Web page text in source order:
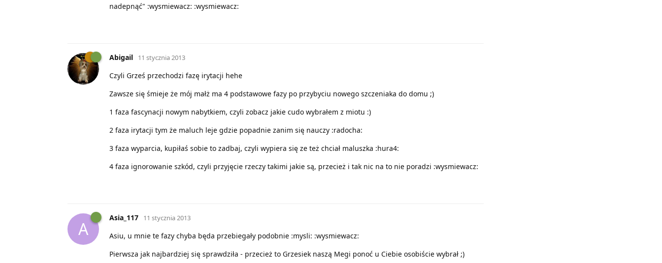
nadepnąć" :wysmiewacz: :wysmiewacz:
Abigail 11 stycznia 2013
Czyli Grześ przechodzi fazę irytacji hehe
Zawsze się śmieje że mój małż ma 4 podstawowe fazy po przybyciu nowego szczeniaka do domu ;)
1 faza fascynacji nowym nabytkiem, czyli zobacz jakie cudo wybrałem z miotu :)
2 faza irytacji tym że maluch leje gdzie popadnie zanim się nauczy :radocha:
3 faza wyparcia, kupiłaś sobie to zadbaj, czyli wypiera się ze też chciał maluszka :hura4:
4 faza ignorowanie szkód, czyli przyjęcie rzeczy takimi jakie są, przecież i tak nic na to nie poradzi :wysmiewacz:
A
Asia_117 11 stycznia 2013
Asiu, u mnie te fazy chyba będa przebiegały podobnie :mysli: :wysmiewacz:
Pierwsza jak najbardziej się sprawdziła - przecież to Grzesiek naszą Megi ponoć u Ciebie osobiście wybrał ;)